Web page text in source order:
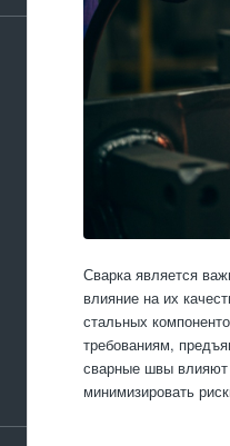
Сварка является
влияние на их
стальных
требованиям,
сварные швы влияют
минимизировать